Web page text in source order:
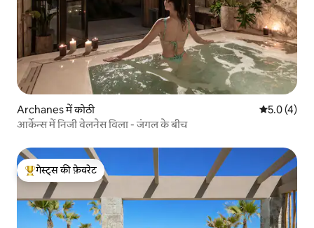
Archanes में कोठी औसत रेटिंग 5
5.0 (4)
आर्केन्स में निजी वेलनेस विला - जंगल के बीच
गेस्ट्स का टॉप फ़ेवरेट
गेस्ट्स की फ़ेवरेट